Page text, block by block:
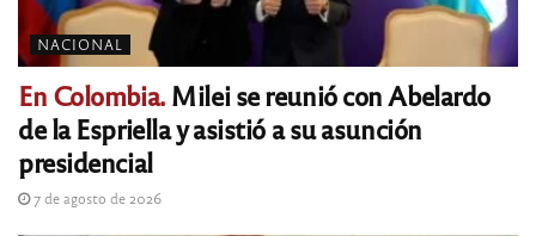
NACIONAL
En Colombia.Milei se reunió con Abelardo
de la Espriella y asistió a su asunción
presidencial
7 de agosto de 2026